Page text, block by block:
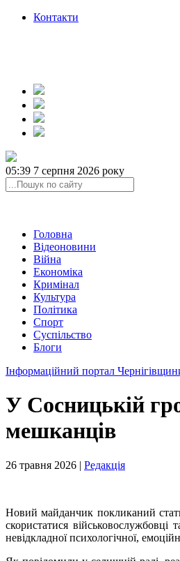
Контакти
05:39 7 серпня 2026 року
Головна
Відеоновини
Війна
Економіка
Кримінал
Культура
Політика
Спорт
Суспільство
Блоги
Інформаційний портал
У Сосницькій
мешканців
26 травня 2026 | Редакція
Новий майданчик покликаний
скористатися
невідкладної психологічної,